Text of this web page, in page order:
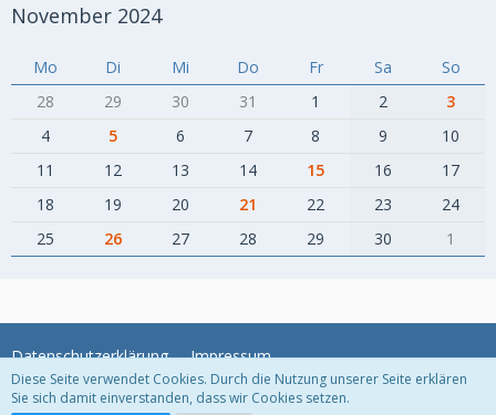
November 2024
Mo Di Mi Do Fr Sa
So
28
29 30 31 1 2
3
4
5 6 7 8 9
10
11
12 13 14 15 16
17
18
19 20 21 22 23
24
25
26 27 28 29 30 1
Datenschutzerklärung Impressum
Diese Seite verwendet Cookies. Durch die Nutzung unserer Seite erklären
Sie sich damit einverstanden, dass wir Cookies setzen.